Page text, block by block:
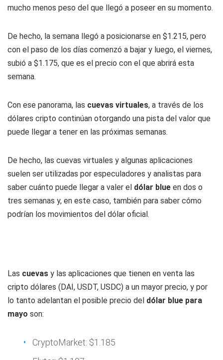
mucho menos peso del que llegó a poseer en su momento.
De hecho, la semana llegó a posicionarse en $1.215, pero
con el paso de los días comenzó a bajar y luego, el viernes,
subió a $1.175, que es el precio con el que abrirá esta
semana.
Con ese panorama, las cuevas virtuales, a través de los
dólares cripto continúan otorgando una pista del valor que
puede llegar a tener en las próximas semanas.
De hecho, las cuevas virtuales y algunas aplicaciones
suelen ser utilizadas por especuladores y analistas para
saber cuánto puede llegar a valer el dólar blue en dos o
tres semanas y, en este caso, también para saber cómo
podrían los movimientos del dólar oficial.
Las cuevas y las aplicaciones que tienen en venta las
cripto dólares (DAI, USDT, USDC) a un mayor precio, y por
lo tanto adelantan el posible precio del dólar blue para
mayo son:
CryptoMarket: $1.185